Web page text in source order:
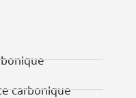
carbonique